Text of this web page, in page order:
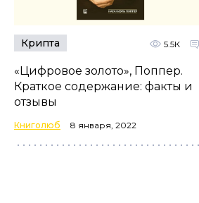
Крипта 5.5К
«Цифровое золото», Поппер.
Краткое содержание: факты и
отзывы
Книголюб 8 января, 2022